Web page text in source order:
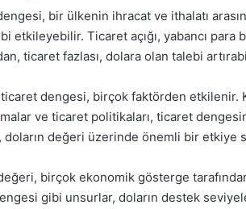
bir ülkenin ihracat ve ithalatı
etkileyebilir. Ticaret açığı, yabancı
ticaret fazlası, dolara olan talebi
ticaret dengesi, birçok faktörden etkilenir.
ve ticaret politikaları, ticaret
doların değeri üzerinde önemli bir etkiye
birçok ekonomik gösterge
gibi unsurlar, doların destek